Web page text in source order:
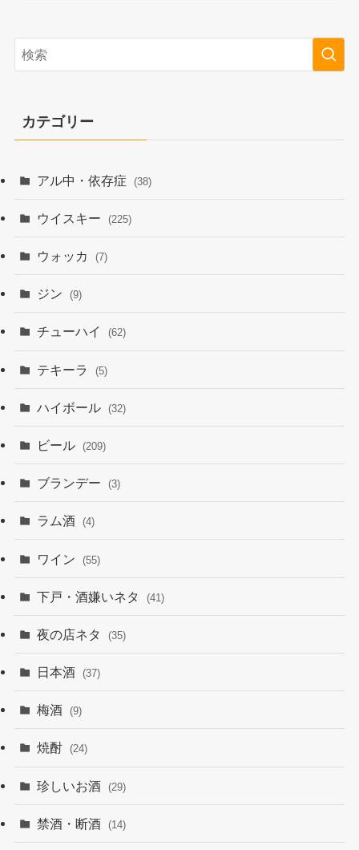
カテゴリー
アル中・依存症 (38)
ウイスキー (225)
ウォッカ (7)
ジン (9)
チューハイ (62)
テキーラ (5)
ハイボール (32)
ビール (209)
ブランデー (3)
ラム酒 (4)
ワイン (55)
下戸・酒嫌いネタ (41)
夜の店ネタ (35)
日本酒 (37)
梅酒 (9)
焼酎 (24)
珍しいお酒 (29)
禁酒・断酒 (14)